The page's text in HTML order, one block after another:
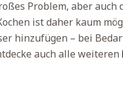
Problem, aber auch
ist daher kaum
hinzufügen – bei
auch alle weiteren